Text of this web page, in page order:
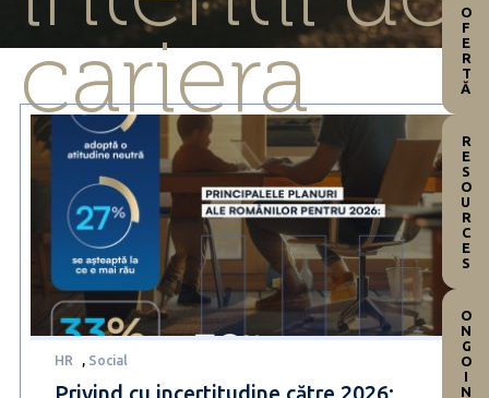
cariera
HR , Social
Privind cu incertitudine către 2026:
RESOURCES
ONGOING